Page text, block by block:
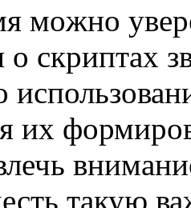
мoжнo
скриптах
их
такую